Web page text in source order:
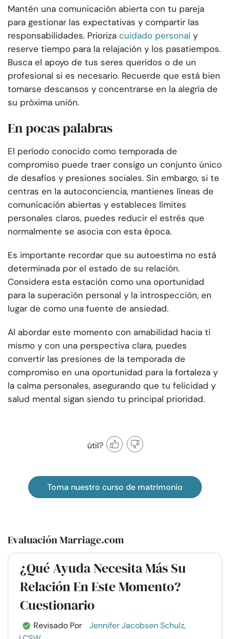
Mantén una comunicación abierta con tu pareja
para gestionar las expectativas y compartir las
responsabilidades. Prioriza cuidado personal y
reserve tiempo para la relajación y los pasatiempos.
Busca el apoyo de tus seres queridos o de un
profesional si es necesario. Recuerde que está bien
tomarse descansos y concentrarse en la alegría de
su próxima unión.
En pocas palabras
El período conocido como temporada de
compromiso puede traer consigo un conjunto único
de desafíos y presiones sociales. Sin embargo, si te
centras en la autoconciencia, mantienes líneas de
comunicación abiertas y estableces límites
personales claros, puedes reducir el estrés que
normalmente se asocia con esta época.
Es importante recordar que su autoestima no está
determinada por el estado de su relación.
Considera esta estación como una oportunidad
para la superación personal y la introspección, en
lugar de como una fuente de ansiedad.
Al abordar este momento con amabilidad hacia ti
mismo y con una perspectiva clara, puedes
convertir las presiones de la temporada de
compromiso en una oportunidad para la fortaleza y
la calma personales, asegurando que tu felicidad y
salud mental sigan siendo tu principal prioridad.
útil?
Toma nuestro curso de matrimonio
Evaluación Marriage.com
¿Qué Ayuda Necesita Más Su
Relación En Este Momento?
Cuestionario
Revisado Por
Jennifer Jacobsen Schulz,